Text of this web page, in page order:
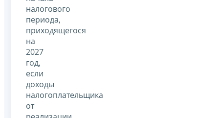
налогового
периода,
приходящегося
на
2027
год,
если
доходы
налогоплательщика
от